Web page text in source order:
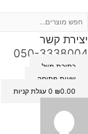
יצירת קשר
050-3338004
כתובת מייל
שעות פתיחה
₪0.00
0 עגלת קניות
דיו
מקורי
Canon